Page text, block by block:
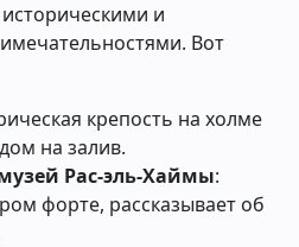
и
Вот
крепость на холме
на залив.
Рас-эль-Хаймы:
форте, рассказывает об